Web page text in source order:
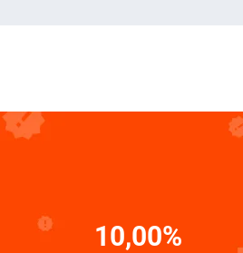
10,00%